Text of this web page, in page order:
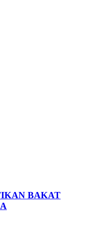
BAKAT